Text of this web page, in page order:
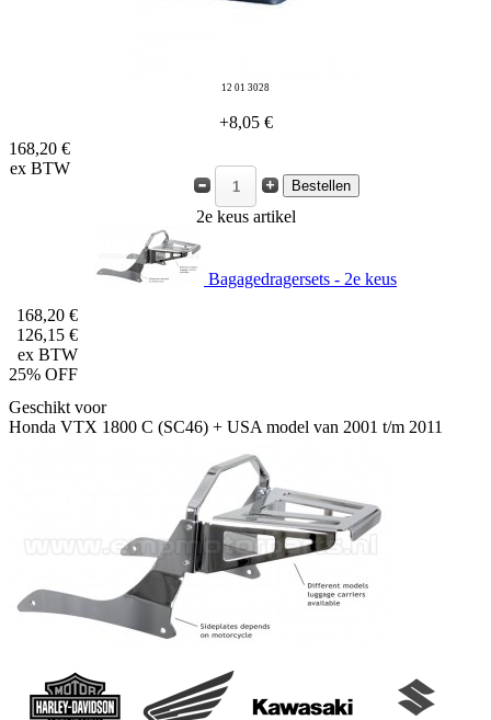
12 01 3028
+8,05 €
168,20 €
ex BTW
2e keus artikel
Bagagedragersets - 2e keus
168,20 €
126,15 €
ex BTW
25% OFF
Geschikt voor
Honda VTX 1800 C (SC46) + USA model van 2001 t/m 2011